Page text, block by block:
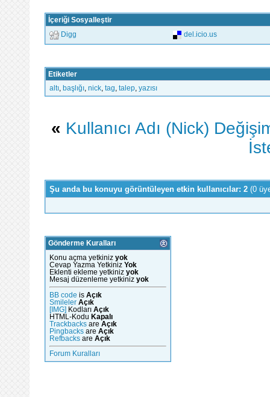
İçeriği Sosyalleştir
Digg del.icio.us
Etiketler
altı başlığı nick tag talep yazısı
« Kullanıcı Adı (Nick)
Şu anda bu konuyu görüntüleyen etkin kullanıcılar: 2 (0
Gönderme Kuralları
Konu açma yetkiniz yok
Cevap Yazma Yetkiniz Yok
Eklenti ekleme yetkiniz yok
Mesaj düzenleme yetkiniz yok
BB code is Açık
Smileler Açık
[IMG] Kodları Açık
HTML-Kodu Kapalı
Trackbacks are Açık
Pingbacks are Açık
Refbacks are Açık
Forum Kuralları